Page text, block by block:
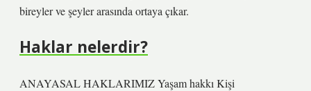
bireyler ve şeyler arasında ortaya çıkar.
Haklar nelerdir?
ANAYASAL HAKLARIMIZ Yaşam hakkı Kişi